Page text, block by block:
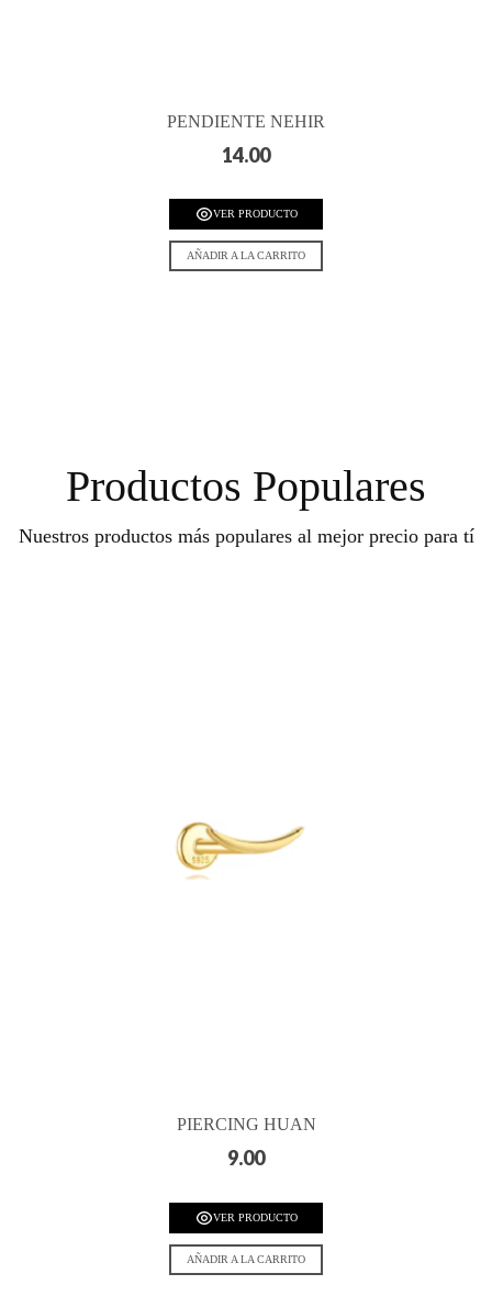
PENDIENTE NEHIR
14.00
VER PRODUCTO
AÑADIR A LA CARRITO
Productos Populares
Nuestros productos más populares al mejor precio para tí
PIERCING HUAN
9.00
VER PRODUCTO
AÑADIR A LA CARRITO